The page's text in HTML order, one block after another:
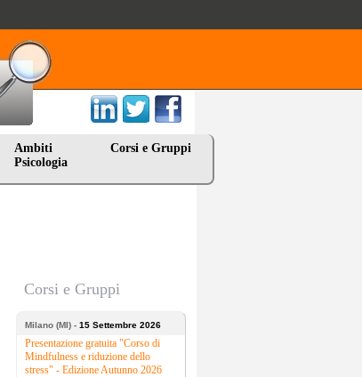
Ambiti
Psicologia
Corsi e Gruppi
Corsi e Gruppi
Milano (MI) - 15 Settembre 2026
Presentazione gratuita "Corso di
Mindfulness e riduzione dello
stress" - Edizione Autunno 2026